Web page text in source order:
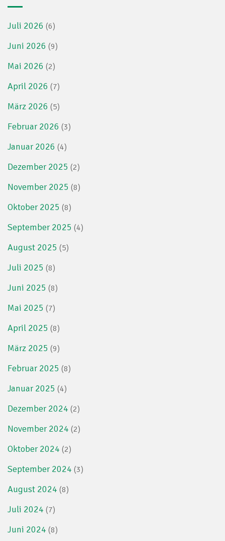
Juli 2026 (6)
Juni 2026 (9)
Mai 2026 (2)
April 2026 (7)
März 2026 (5)
Februar 2026 (3)
Januar 2026 (4)
Dezember 2025 (2)
November 2025 (8)
Oktober 2025 (8)
September 2025 (4)
August 2025 (5)
Juli 2025 (8)
Juni 2025 (8)
Mai 2025 (7)
April 2025 (8)
März 2025 (9)
Februar 2025 (8)
Januar 2025 (4)
Dezember 2024 (2)
November 2024 (2)
Oktober 2024 (2)
September 2024 (3)
August 2024 (8)
Juli 2024 (7)
Juni 2024 (8)